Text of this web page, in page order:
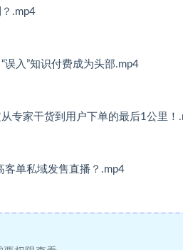
.mp4
入”知识付费成为头部.mp4
专家干货到用户下单的最后1公里！
单私域发售直播？.mp4